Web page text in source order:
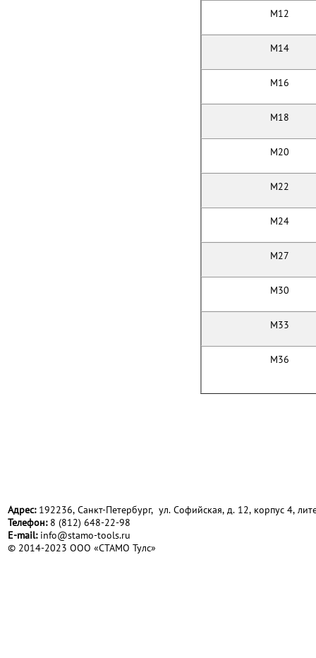
M12
M14
M16
M18
M20
M22
M24
M27
M30
M33
M36
Адрес:192236, Санкт-Петербург, ул. Софийская, д. 12, корпус 4,
Телефон:8 (812) 648-22-98
Е-mail: info@stamo-tools.ru
© 2014-2023 ООО «СТАМО Тулс»